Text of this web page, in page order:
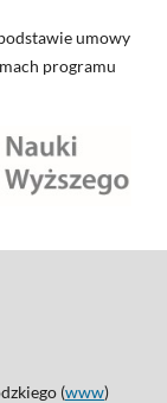
umowy
programu
(www)